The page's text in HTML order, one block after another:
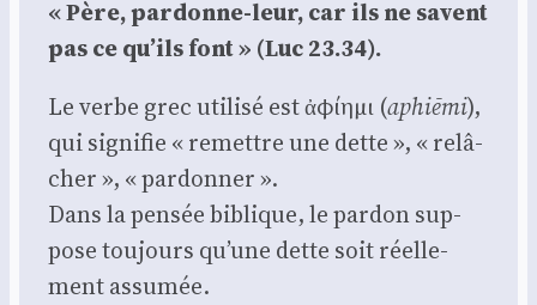
« Père, par­donne-leur, car ils ne savent
pas ce qu’ils font » (Luc 23.34).
Le verbe grec uti­li­sé est ἀφίημι (aphiē­mi),
qui signi­fie « remettre une dette », « relâ­
cher », « par­don­ner ».
Dans la pen­sée biblique, le par­don sup­
pose tou­jours qu’une dette soit réel­le­
ment assu­mée.